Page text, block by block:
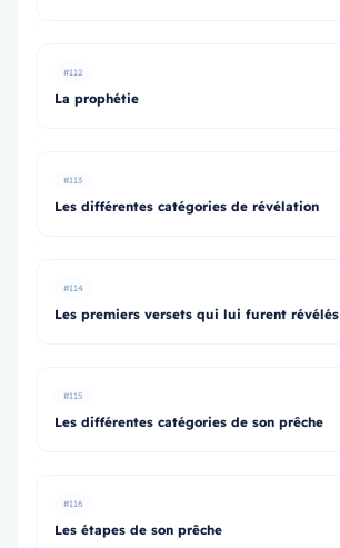
#112
La prophétie
#113
Les différentes catégories de révélation
#114
Les premiers versets qui lui furent révélés
#115
Les différentes catégories de son prêche
#116
Les étapes de son prêche